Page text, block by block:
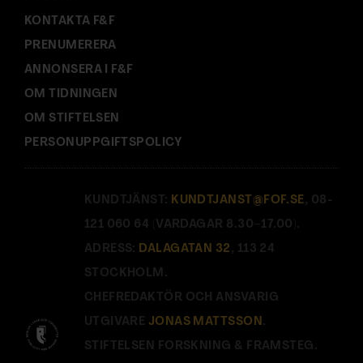
KONTAKTA F&F
PRENUMERERA
ANNONSERA I F&F
OM TIDNINGEN
OM STIFTELSEN
PERSONUPPGIFTSPOLICY
KUNDTJÄNST: KUNDTJANST@FOF.SE , 08-
121 060 64 (VARDAGAR 8.30–17.00).
ADRESS: DALAGATAN 32 , 113 24
STOCKHOLM.
CHEFREDAKTÖR OCH ANSVARIG
UTGIVARE JONAS MATTSSON.
STIFTELSEN FORSKNING & FRAMSTEG.